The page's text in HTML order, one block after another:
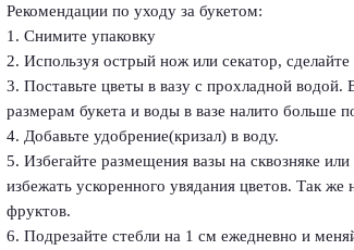
Рекомендации по уходу за букетом:
1. Снимите упаковку
2. Используя острый нож или секатор, сделайте
3. Поставьте цветы в вазу с прохладной водой.
размерам букета и воды в вазе налито больше
4. Добавьте удобрение(кризал) в воду.
5. Избегайте размещения вазы на сквозняке
избежать ускоренного увядания цветов. Так же
фруктов.
6. Подрезайте стебли на 1 см ежедневно и